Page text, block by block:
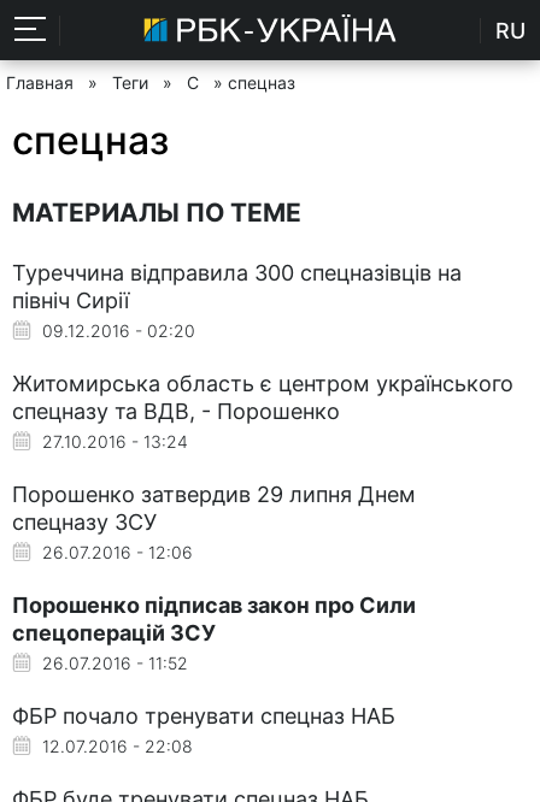
RU
Главная » Теги » С » спецназ
спецназ
МАТЕРИАЛЫ ПО ТЕМЕ
Туреччина відправила 300 спецназівців на
північ Сирії
09.12.2016 - 02:20
Житомирська область є центром українського
спецназу та ВДВ, - Порошенко
27.10.2016 - 13:24
Порошенко затвердив 29 липня Днем
спецназу ЗСУ
26.07.2016 - 12:06
Порошенко підписав закон про Сили
спецоперацій ЗСУ
26.07.2016 - 11:52
ФБР почало тренувати спецназ НАБ
12.07.2016 - 22:08